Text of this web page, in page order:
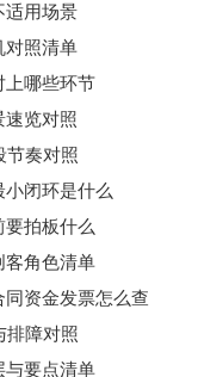
适用场景
对照清单
上哪些环节
速览对照
节奏对照
闭环是什么
拍板什么
客角色清单
资金发票怎么查
排障对照
与要点清单